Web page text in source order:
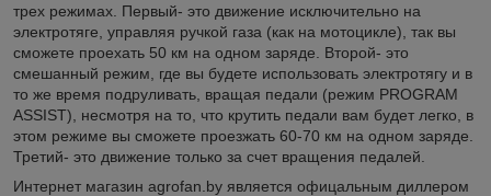
трех режимах. Первый- это движение исключительно на
электротяге, управляя ручкой газа (как на мотоцикле), так вы
сможете проехать 50 км на одном заряде. Второй- это
смешанный режим, где вы будете использовать электротягу и в
то же время подруливать, вращая педали (режим PROGRAM
ASSIST), несмотря на то, что крутить педали вам будет легко, в
этом режиме вы сможете проезжать 60-70 км на одном заряде.
Третий- это движение только за счет вращения педалей.
Интернет магазин agrofan.by является офицальным диллером